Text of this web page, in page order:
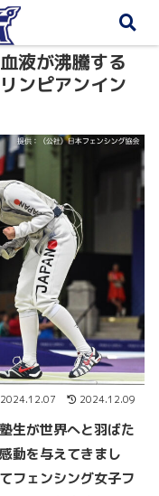
液が沸騰する
ンピアンイン
2024.12.07 2024.12.09
生が世界へと羽ばた
動を与えてきまし
フェンシング女子フ